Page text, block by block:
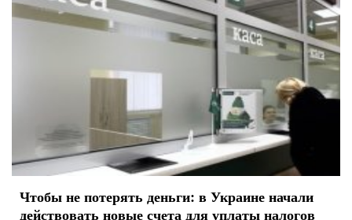
Чтобы не потерять деньги: в Украине начали
действовать новые счета для уплаты налогов